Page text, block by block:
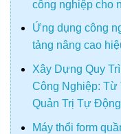
công nghiệp cho
Ứng dụng công
tảng nâng cao
Xây Dựng Quy
Công Nghiệp:
Quản Trị Tự Động
Máy thổi form